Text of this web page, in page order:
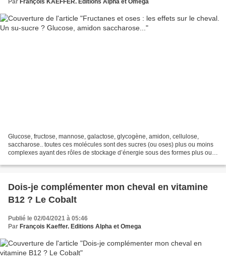
Glucose, fructose, mannose, galactose, glycogène, amidon, cellulose,
saccharose.. toutes ces molécules sont des sucres (ou oses) plus ou moins
complexes ayant des rôles de stockage d’énergie sous des formes plus ou
Dois-je complémenter mon cheval en vitamine
B12 ? Le Cobalt
Publié le 02/04/2021 à 05:46
Par François Kaeffer. Editions Alpha et Omega